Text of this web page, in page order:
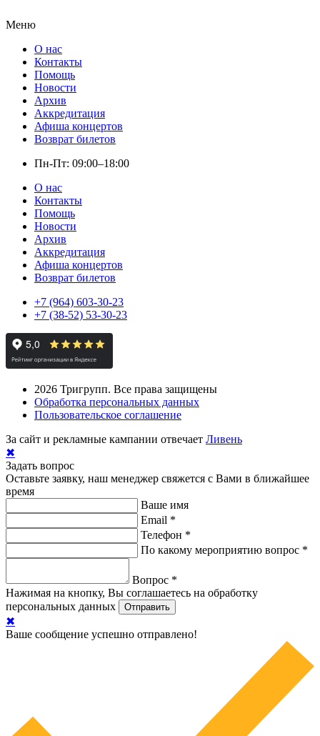
Меню
О нас
Контакты
Помощь
Новости
Архив
Аккредитация
Афиша концертов
Возврат билетов
Пн-Пт: 09:00–18:00
О нас
Контакты
Помощь
Новости
Архив
Аккредитация
Афиша концертов
Возврат билетов
+7 (964) 603-30-23
+7 (38-52) 53-30-23
2026 Тригрупп. Все права защищены
Обработка персональных данных
Пользовательское соглашение
За сайт и рекламные кампании отвечает Ливень
✖
Задать вопрос
Оставьте заявку, наш менеджер свяжется с Вами в ближайшее
время
Ваше имя
Email *
Телефон *
По какому мероприятию вопрос *
Вопрос *
Нажимая на кнопку, Вы соглашаетесь на обработку
персональных данных
✖
Ваше сообщение успешно отправлено!